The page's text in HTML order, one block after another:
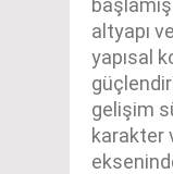
altyapı
yapısal
gelişim
karakter